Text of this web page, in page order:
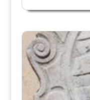
Значительное
из Цехов...